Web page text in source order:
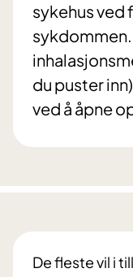
sykehus ved
du puster
ved å åpne
De fleste vil i